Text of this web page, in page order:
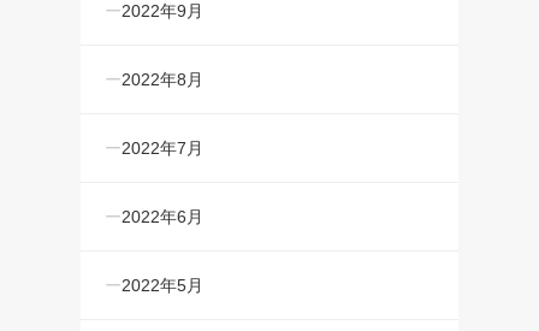
2022年9月
2022年8月
2022年7月
2022年6月
2022年5月